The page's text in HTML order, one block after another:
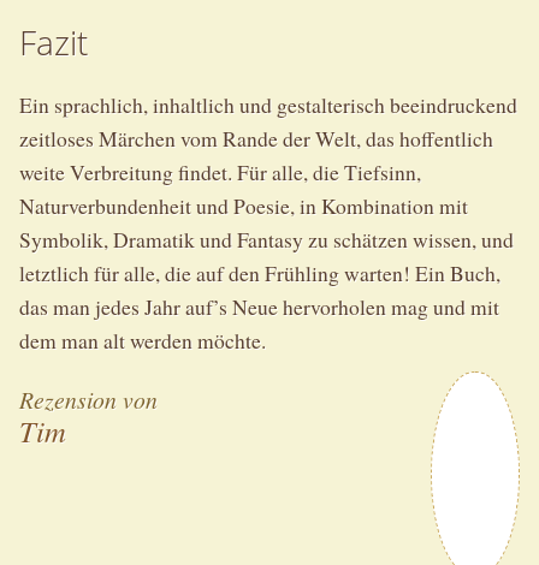
Fazit
Ein sprachlich, inhaltlich und gestalterisch beeindruckend
zeitloses Märchen vom Rande der Welt, das hoffentlich
weite Verbreitung findet. Für alle, die Tiefsinn,
Naturverbundenheit und Poesie, in Kombination mit
Symbolik, Dramatik und Fantasy zu schätzen wissen, und
letztlich für alle, die auf den Frühling warten! Ein Buch,
das man jedes Jahr auf’s Neue hervorholen mag und mit
dem man alt werden möchte.
Rezension von
Tim